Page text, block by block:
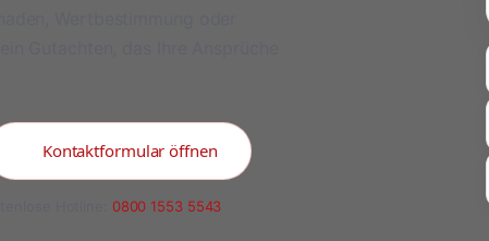
Kontaktformular öffnen
0800 1553 5543